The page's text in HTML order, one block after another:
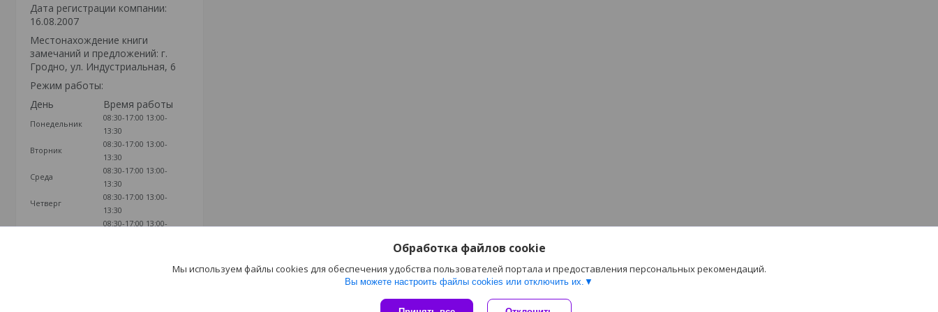
Дата регистрации компании:
16.08.2007
Местонахождение книги
замечаний и предложений: г.
Гродно, ул. Индустриальная, 6
Режим работы:
День
Время работы
Понедельник
08:30-17:00 13:00-
13:30
Вторник
08:30-17:00 13:00-
13:30
Среда
08:30-17:00 13:00-
13:30
Четверг
08:30-17:00 13:00-
13:30
Пятница
08:30-17:00 13:00-
Обработка файлов cookie
Мы используем файлы cookies для обеспечения удобства пользователей портала и предоставления персональных рекомендаций.
Вы можете настроить файлы cookies или отключить их.